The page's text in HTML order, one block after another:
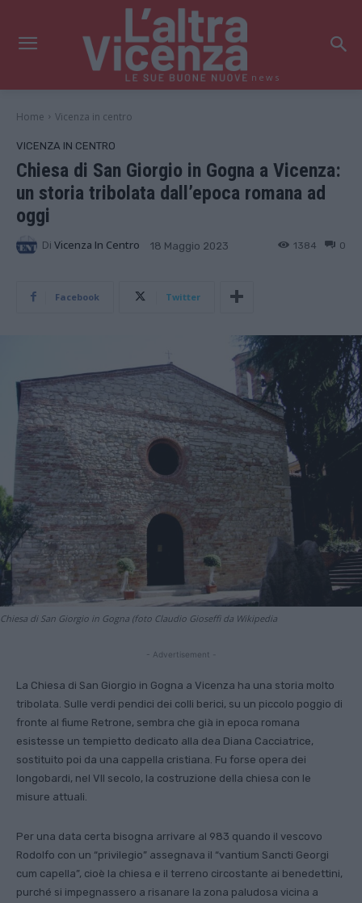
news
Home Vicenza in centro
VICENZA IN CENTRO
Chiesa di San Giorgio in Gogna a Vicenza:
un storia tribolata dall’epoca romana ad
oggi
Di Vicenza In Centro 18 Maggio 2023 0
1384
Facebook Twitter
Chiesa di San Giorgio in Gogna (foto Claudio Gioseffi da Wikipedia
- Advertisement -
La Chiesa di San Giorgio in Gogna a Vicenza ha una storia molto
tribolata. Sulle verdi pendici dei colli berici, su un piccolo poggio di
fronte al fiume Retrone, sembra che già in epoca romana
esistesse un tempietto dedicato alla dea Diana Cacciatrice,
sostituito poi da una cappella cristiana. Fu forse opera dei
longobardi, nel VII secolo, la costruzione della chiesa con le
misure attuali.
Per una data certa bisogna arrivare al 983 quando il vescovo
Rodolfo con un “privilegio” assegnava il “vantium Sancti Georgi
cum capella”, cioè la chiesa e il terreno circostante ai benedettini,
purché si impegnassero a risanare la zona paludosa vicina a